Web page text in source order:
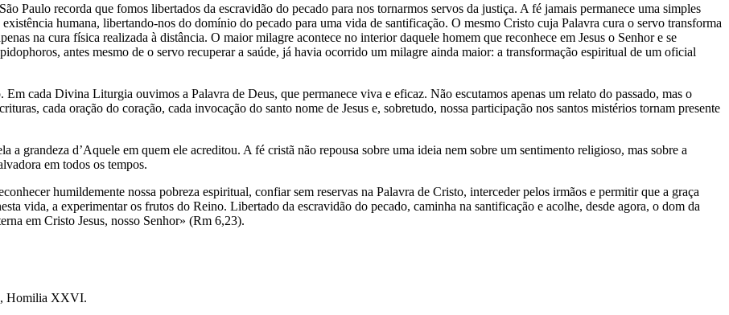
Paulo recorda que fomos libertados da escravidão do pecado para nos tornarmos servos da justiça. A fé jamais permanece uma simples
humana, libertando-nos do domínio do pecado para uma vida de santificação. O mesmo Cristo cuja Palavra cura o servo transforma
na cura física realizada à distância. O maior milagre acontece no interior daquele homem que reconhece em Jesus o Senhor e se
antes mesmo de o servo recuperar a saúde, já havia ocorrido um milagre ainda maior: a transformação espiritual de um oficial
cada Divina Liturgia ouvimos a Palavra de Deus, que permanece viva e eficaz. Não escutamos apenas um relato do passado, mas o
cada oração do coração, cada invocação do santo nome de Jesus e, sobretudo, nossa participação nos santos mistérios tornam presente
grandeza d’Aquele em quem ele acreditou. A fé cristã não repousa sobre uma ideia nem sobre um sentimento religioso, mas sobre a
em todos os tempos.
humildemente nossa pobreza espiritual, confiar sem reservas na Palavra de Cristo, interceder pelos irmãos e permitir que a graça
vida, a experimentar os frutos do Reino. Libertado da escravidão do pecado, caminha na santificação e acolhe, desde agora, o dom da
em Cristo Jesus, nosso Senhor» (Rm 6,23).
, Homilia XXVI.